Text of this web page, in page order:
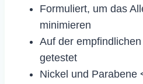
​Formuliert, um das
minimieren
Auf der
getestet
Nickel und Parabene